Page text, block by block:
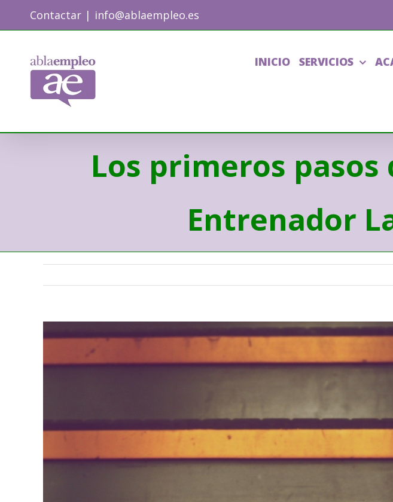
Contactar | info@ablaempleo.es
INICIO SERVICIOS
Los primeros
Entrenador
Image